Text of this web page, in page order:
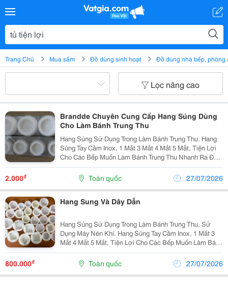
Trang Chủ Mua sắm Đồ dùng sinh hoạt Đồ dùng nhà bếp, phòng
Lọc nâng cao
Brandde Chuyên Cung Cấp Hang Súng Dùng
Cho Làm Bánh Trung Thu
Hang Súng Sử Dụng Trong Làm Bánh Trung Thu. Hang
Súng Tay Cầm Inox, 1 Mắt 3 Mắt 4 Mắt 5 Mắt, Tiện Lợi
Cho Các Bếp Muốn Làm Bánh Trung Thu Nhanh Ra Đều
Tay. Hang Súng Có Đi Kèm Dây Dẫn Phù Hợp. Hang 1
Mắt Phù Hợp Tất Cả Mọi Loại Khuôn. Hang 3
2.000₫ Toàn quốc 27/07/2026
Hang Sung Và Dây Dẫn
Hang Súng Sử Dụng Trong Làm Bánh Trung Thu, Sử
Dụng Máy Nén Khí. Hang Súng Tay Cầm Inox, 1 Mắt 3
Mắt 4 Mắt 5 Mắt, Tiện Lợi Cho Các Bếp Muốn Làm Bánh
Trung Thu Nhanh Ra Đều Tay. Hang Súng Có Đi Kèm
Dây Dẫn Phù Hợp. Hang 1 Mắt Phù Hợp Tất Cả Mọi Loại
800.000₫ Toàn quốc 27/07/2026